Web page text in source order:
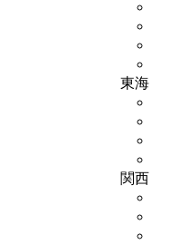
東海
関西